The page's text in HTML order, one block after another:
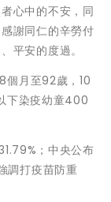
心中的不安，同
謝同仁的辛勞付
平安的度過。
個月至92歲，10
下染疫幼童400
；中央公布
調打疫苗防重